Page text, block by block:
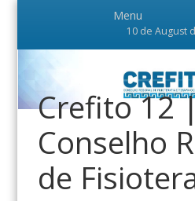
10 de August
Crefito 12
Conselho
de